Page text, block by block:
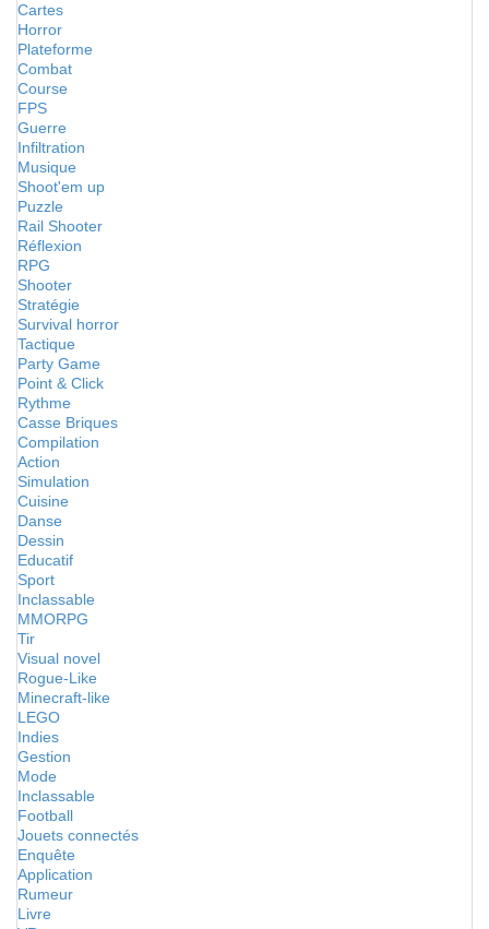
Cartes
Horror
Plateforme
Combat
Course
FPS
Guerre
Infiltration
Musique
Shoot'em up
Puzzle
Rail Shooter
Réflexion
RPG
Shooter
Stratégie
Survival horror
Tactique
Party Game
Point & Click
Rythme
Casse Briques
Compilation
Action
Simulation
Cuisine
Danse
Dessin
Educatif
Sport
Inclassable
MMORPG
Tir
Visual novel
Rogue-Like
Minecraft-like
LEGO
Indies
Gestion
Mode
Inclassable
Football
Jouets connectés
Enquête
Application
Rumeur
Livre